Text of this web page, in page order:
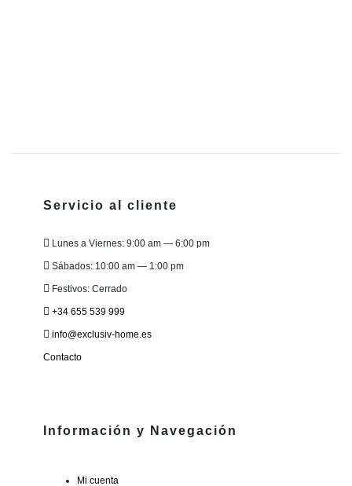
Servicio al cliente
Lunes a Viernes: 9:00 am — 6:00 pm
Sábados: 10:00 am — 1:00 pm
Festivos: Cerrado
+34 655 539 999
info@exclusiv-home.es
Contacto
Información y Navegación
Mi cuenta